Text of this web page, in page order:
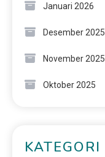
Januari 2026
Desember 2025
November 2025
Oktober 2025
KATEGORI